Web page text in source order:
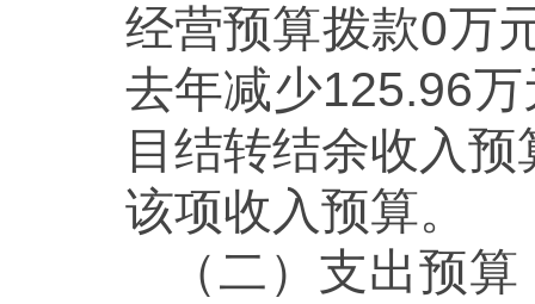
经营预算拨款0万
去年减少125.96
目结转结余收入
该项收入预算。
（二）支出预